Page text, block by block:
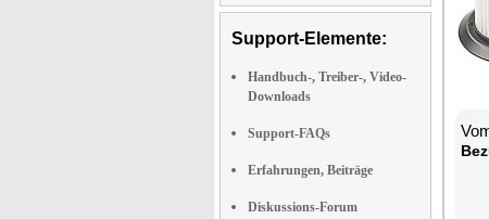
Support-Elemente:
Handbuch-, Treiber-, Video-
Downloads
Support-FAQs
Erfahrungen, Beiträge
Diskussions-Forum